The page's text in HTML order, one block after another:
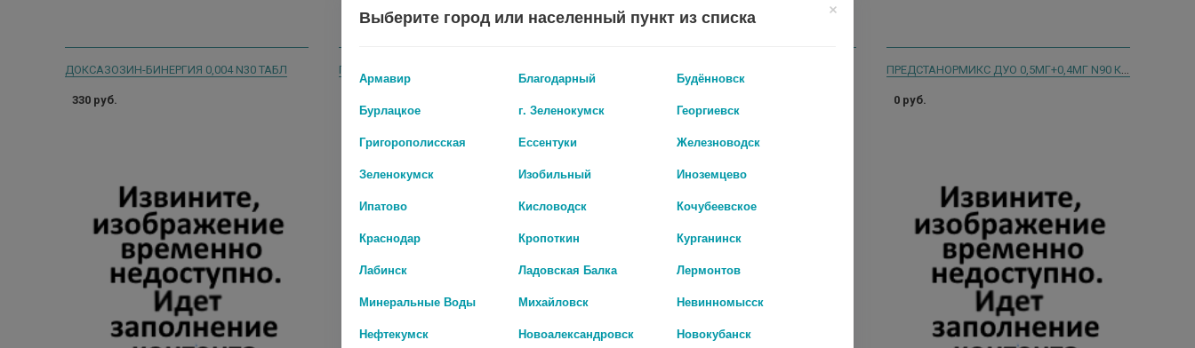
ДОКСАЗОЗИН-БИНЕРГИЯ 0,004 N30 ТАБЛ
330 руб.
ПРОСТОУРИТ N10 СУПП РЕКТ ПРЕДСТАНОРМИКС ДУО 0,5МГ+0,4МГ N90 КАПС МОДИФ ВЫСВОБ/БЛИСТЕР
0 руб.
Выберите город или населенный пункт из списка
Армавир Благодарный
Будённовск
Бурлацкое
г. Зеленокумск
Георгиевск
Григорополисская
Ессентуки
Железноводск
Зеленокумск
Изобильный
Иноземцево
Ипатово
Кисловодск
Кочубеевское
Краснодар
Кропоткин
Курганинск
Лабинск
Ладовская Балка
Лермонтов
Минеральные Воды
Михайловск
Невинномысск
Нефтекумск
Новоалександровск
Новокубанск